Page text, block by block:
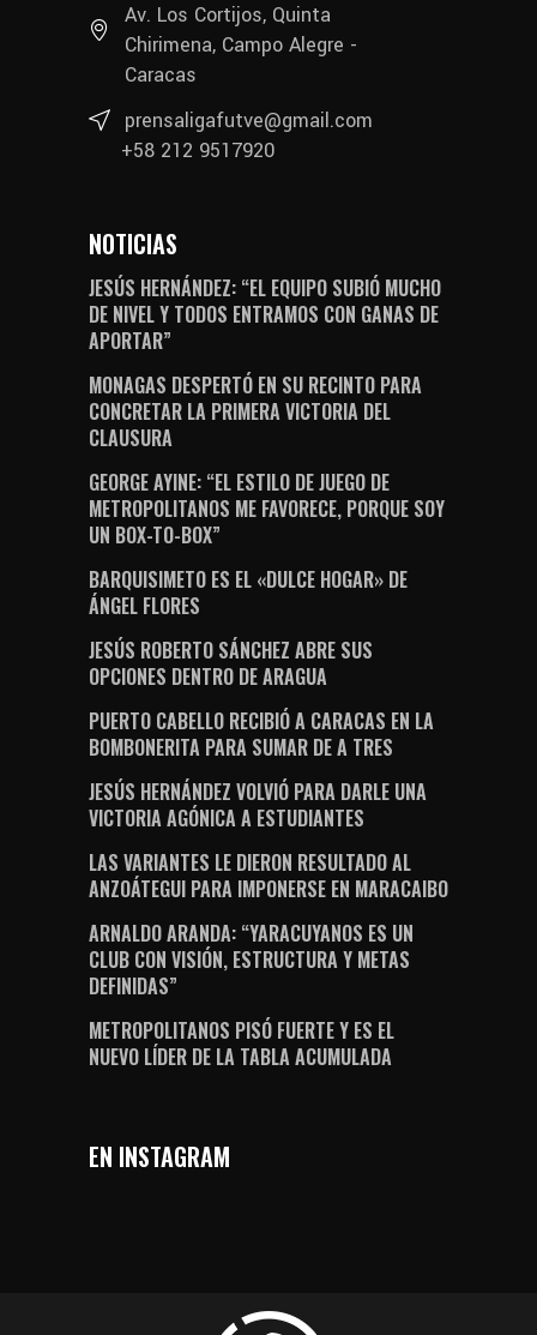
Av. Los Cortijos, Quinta
Chirimena, Campo Alegre -
Caracas
prensaligafutve@gmail.com
+58 212 9517920
NOTICIAS
JESÚS HERNÁNDEZ: “EL EQUIPO SUBIÓ MUCHO
DE NIVEL Y TODOS ENTRAMOS CON GANAS DE
APORTAR”
MONAGAS DESPERTÓ EN SU RECINTO PARA
CONCRETAR LA PRIMERA VICTORIA DEL
CLAUSURA
GEORGE AYINE: “EL ESTILO DE JUEGO DE
METROPOLITANOS ME FAVORECE, PORQUE SOY
UN BOX-TO-BOX”
BARQUISIMETO ES EL «DULCE HOGAR» DE
ÁNGEL FLORES
JESÚS ROBERTO SÁNCHEZ ABRE SUS
OPCIONES DENTRO DE ARAGUA
PUERTO CABELLO RECIBIÓ A CARACAS EN LA
BOMBONERITA PARA SUMAR DE A TRES
JESÚS HERNÁNDEZ VOLVIÓ PARA DARLE UNA
VICTORIA AGÓNICA A ESTUDIANTES
LAS VARIANTES LE DIERON RESULTADO AL
ANZOÁTEGUI PARA IMPONERSE EN MARACAIBO
ARNALDO ARANDA: “YARACUYANOS ES UN
CLUB CON VISIÓN, ESTRUCTURA Y METAS
DEFINIDAS”
METROPOLITANOS PISÓ FUERTE Y ES EL
NUEVO LÍDER DE LA TABLA ACUMULADA
EN INSTAGRAM